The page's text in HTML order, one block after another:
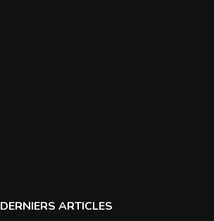
DERNIERS ARTICLES